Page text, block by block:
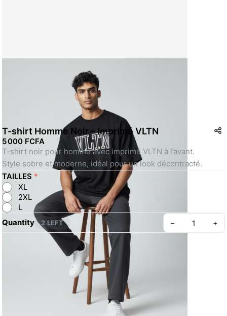
T-shirt Homme Noir – Imprimé VLTN
5 000 FCFA
T-shirt noir pour homme avec imprimé VLTN à l’avant.
Style sobre et moderne, idéal pour un look décontracté.
TAILLES *
XL
2XL
L
Quantity
2 LEFT – +
👔 À propos 🔄 Retours
Create your Take App